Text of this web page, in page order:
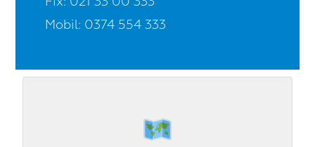
Mobil: 0374 554 333